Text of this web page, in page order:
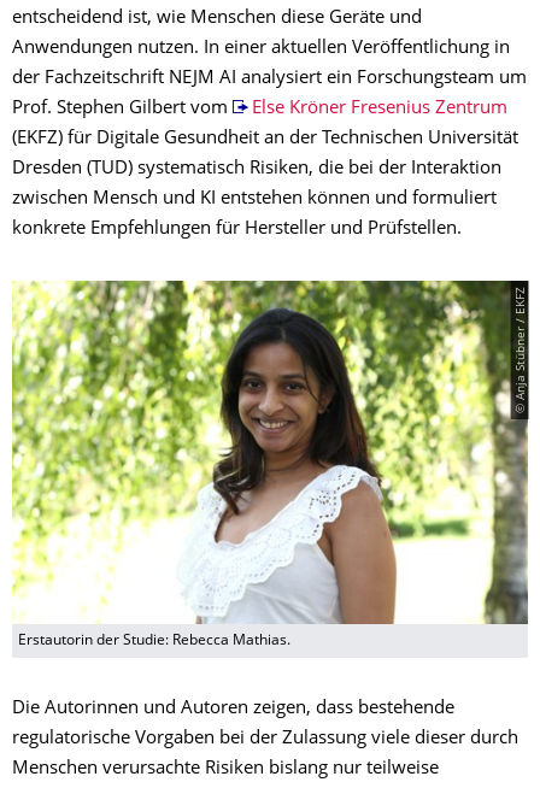
entscheidend ist, wie Menschen diese Geräte und
Anwendungen nutzen. In einer aktuellen Veröffentlichung in
der Fachzeitschrift NEJM AI analysiert ein Forschungsteam um
Prof. Stephen Gilbert vom
Else Kröner Fresenius Zentrum
(EKFZ) für Digitale Gesundheit an der Technischen Universität
Dresden (TUD) systematisch Risiken, die bei der Interaktion
zwischen Mensch und KI entstehen können und formuliert
konkrete Empfehlungen für Hersteller und Prüfstellen.
© Anja Stübner / EKFZ
Erstautorin der Studie: Rebecca Mathias.
Die Autorinnen und Autoren zeigen, dass bestehende
regulatorische Vorgaben bei der Zulassung viele dieser durch
Menschen verursachte Risiken bislang nur teilweise